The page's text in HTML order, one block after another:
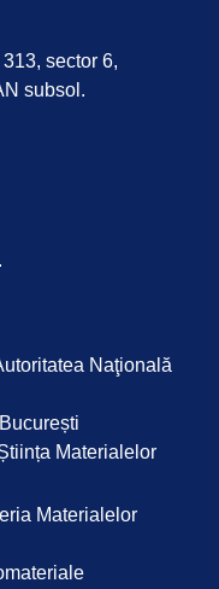
sector 6,
subsol.
Naţională
Materialelor
Materialelor